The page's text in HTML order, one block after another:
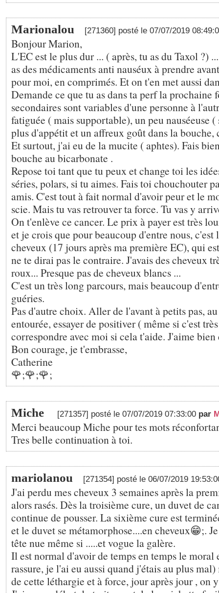
Marionalou [271360] posté le 07/07/2019
Bonjour Marion,
L'EC est le plus dur ... ( après, tu as du Taxol ?)
as des médicaments anti nauséux à prendre
pour moi, en comprimés. Et on t'en met aussi
Demande ce que tu as dans ta perf la prochaine
secondaires sont variables d'une personne à
fatiguée ( mais supportable), un peu nauséeuse
plus d'appétit et un affreux goût dans la bouche,
Et surtout, j'ai eu de la mucite ( aphtes). Fais
bouche au bicarbonate .
Repose toi tant que tu peux et change toi les
séries, polars, si tu aimes. Fais toi chouchouter
amis. C'est tout à fait normal d'avoir peur et le
scie. Mais tu vas retrouver ta force. Tu vas y
On t'enlève ce cancer. Le prix à payer est très
et je crois que pour beaucoup d'entre nous, c'est
cheveux (17 jours après ma première EC), qui
ne te dirai pas le contraire. J'avais des cheveux
roux... Presque pas de cheveux blancs ...
C'est un très long parcours, mais beaucoup
guéries.
Pas d'autre choix. Aller de l'avant à petits pas,
entourée, essayer de positiver ( même si c'est
correspondre avec moi si cela t'aide. J'aime bien
Bon courage, je t'embrasse,
Catherine
🌹;🌹;🌹;
Miche [271357] posté le 07/07/2019 07:33:00 par
Merci beaucoup Miche pour tes mots
Tres belle continuation à toi.
mariolanou [271354] posté le 06/07/2019
J'ai perdu mes cheveux 3 semaines après la
alors rasés. Dès la troisième cure, un duvet de
continue de pousser. La sixième cure est
et le duvet se métamorphose....en cheveux😁;.
tête nue même si .....et vogue la galère.
Il est normal d'avoir de temps en temps le moral
rassure, je l'ai eu aussi quand j'étais au plus
de cette léthargie et à force, jour après jour , on